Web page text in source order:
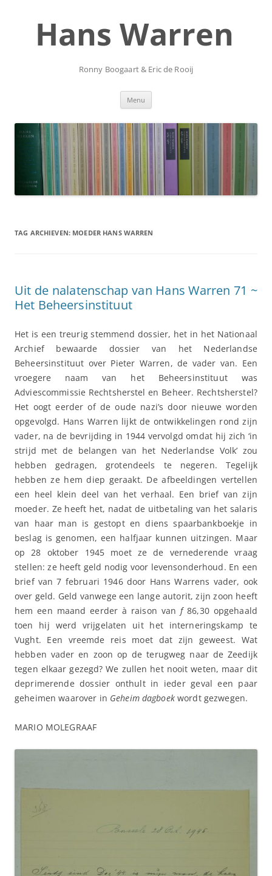
inhoudHans Warren
Ronny Boogaart & Eric de Rooij
Menu
TAG ARCHIEVEN: MOEDER HANS WARREN
Uit de nalatenschap van Hans Warren 71 ~
Het Beheersinstituut
Het is een treurig stemmend dossier, het in het Nationaal
Archief bewaarde dossier van het Nederlandse
Beheersinstituut over Pieter Warren, de vader van. Een
vroegere naam van het Beheersinstituut was
Adviescommissie Rechtsherstel en Beheer. Rechtsherstel?
Het oogt eerder of de oude nazi’s door nieuwe worden
opgevolgd. Hans Warren lijkt de ontwikkelingen rond zijn
vader, na de bevrijding in 1944 vervolgd omdat hij zich ‘in
strijd met de belangen van het Nederlandse Volk’ zou
hebben gedragen, grotendeels te negeren. Tegelijk
hebben ze hem diep geraakt. De afbeeldingen vertellen
een heel klein deel van het verhaal. Een brief van zijn
moeder. Ze heeft het, nadat de uitbetaling van het salaris
van haar man is gestopt en diens spaarbankboekje in
beslag is genomen, een halfjaar kunnen uitzingen. Maar
op 28 oktober 1945 moet ze de vernederende vraag
stellen: ze heeft geld nodig voor levensonderhoud. En een
brief van 7 februari 1946 door Hans Warrens vader, ook
over geld. Geld vanwege een lange autorit, zijn zoon heeft
hem een maand eerder à raison vanf86,30 opgehaald
toen hij werd vrijgelaten uit het interneringskamp te
Vught. Een vreemde reis moet dat zijn geweest. Wat
hebben vader en zoon op de terugweg naar de Zeedijk
tegen elkaar gezegd? We zullen het nooit weten, maar dit
deprimerende dossier onthult in ieder geval een paar
geheimen waarover in Geheim dagboekwordt gezwegen.
MARIO MOLEGRAAF